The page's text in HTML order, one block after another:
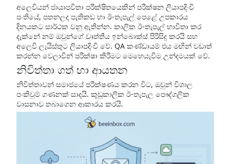
අලෙවියන් ජායාපවිතා පරීක්ෂිතයෙකින් පරීක්ෂන ලියාපදිංචි
පංතියේ, පතනලද පැතිකඩ හා ඊ-තැපැල් පෙළේ උපකාරය
දිනයකට සාර්ථක වනු ඇතින්න. කාලික ඊ-තැපැල් භාවිතා කර
දැක්නේ නම් ඔවුන්ගේ වෘත්තීය ඉන්බොක්ස් පිරිසිදු කරයි සහ
අලෙවි ලැයිස්තුට ලියාපදිංචි වේ. QA කණ්ඩායම් එය මඟින් වඩාත්
කරන්න වෙලාවීන් පරීක්ෂා කිරීමට මෙහෙයැවීම උන්දමයක් වේ.
නිවිත්තා ගත් හා ආයතන
නිවිත්තාවන් සමාජයේ පරීක්ෂණය කරන විට, ඔවුන් විශාල
පංකිවුම් ගණනක් සාදයි. කුඩුකාලික ඊ-තැපැල පෞද්ගලික
වාසනාව තබාගෙන ආකාරය කරයි.